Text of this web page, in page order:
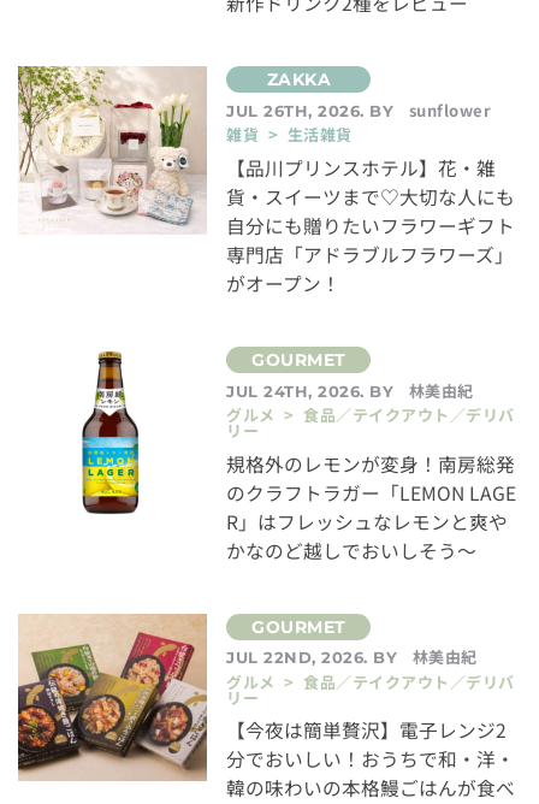
JUL 26TH, 2026. BY
sunflower
雑貨 > 生活雑貨
【品川プリンスホテル】花・雑
貨・スイーツまで♡大切な人にも
自分にも贈りたいフラワーギフト
専門店「アドラブルフラワーズ」
がオープン！
JUL 24TH, 2026. BY
林美由紀
グルメ > 食品／テイクアウト／デリバ
リー
規格外のレモンが変身！南房総発
のクラフトラガー「LEMON LAGE
R」はフレッシュなレモンと爽や
かなのど越しでおいしそう～
JUL 22ND, 2026. BY
林美由紀
グルメ > 食品／テイクアウト／デリバ
リー
【今夜は簡単贅沢】電子レンジ2
分でおいしい！おうちで和・洋・
韓の味わいの本格鰻ごはんが食べ